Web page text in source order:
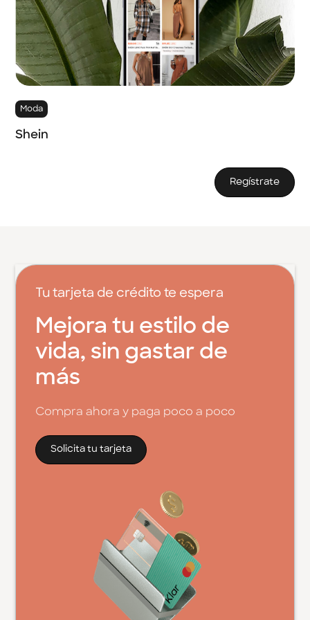
Moda
Shein
Regístrate
Tu tarjeta de crédito te espera
Mejora tu estilo de
vida, sin gastar de
más
Compra ahora y paga poco a poco
Solicita tu tarjeta